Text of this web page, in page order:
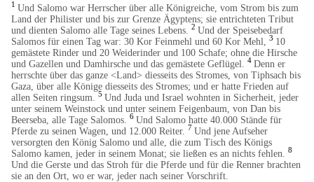
1 Und Salomo war Herrscher über alle Königreiche, vom Strom bis zum
Land der Philister und bis zur Grenze Ägyptens; sie entrichteten Tribut
und dienten Salomo alle Tage seines Lebens.2 Und der Speisebedarf
Salomos für einen Tag war: 30 Kor Feinmehl und 60 Kor Mehl,3 10
gemästete Rinder und 20 Weiderinder und 100 Schafe; ohne die Hirsche
und Gazellen und Damhirsche und das gemästete Geflügel.4 Denn er
herrschte über das ganze <Land> diesseits des Stromes, von Tiphsach bis
Gaza, über alle Könige diesseits des Stromes; und er hatte Frieden auf
allen Seiten ringsum.5 Und Juda und Israel wohnten in Sicherheit, jeder
unter seinem Weinstock und unter seinem Feigenbaum, von Dan bis
Beerseba, alle Tage Salomos.6 Und Salomo hatte 40.000 Stände für
Pferde zu seinen Wagen, und 12.000 Reiter.
7 Und jene Aufseher
versorgten den König Salomo und alle, die zum Tisch des Königs
Salomo kamen, jeder in seinem Monat; sie ließen es an nichts fehlen.8
Und die Gerste und das Stroh für die Pferde und für die Renner brachten
sie an den Ort, wo er war, jeder nach seiner Vorschrift.